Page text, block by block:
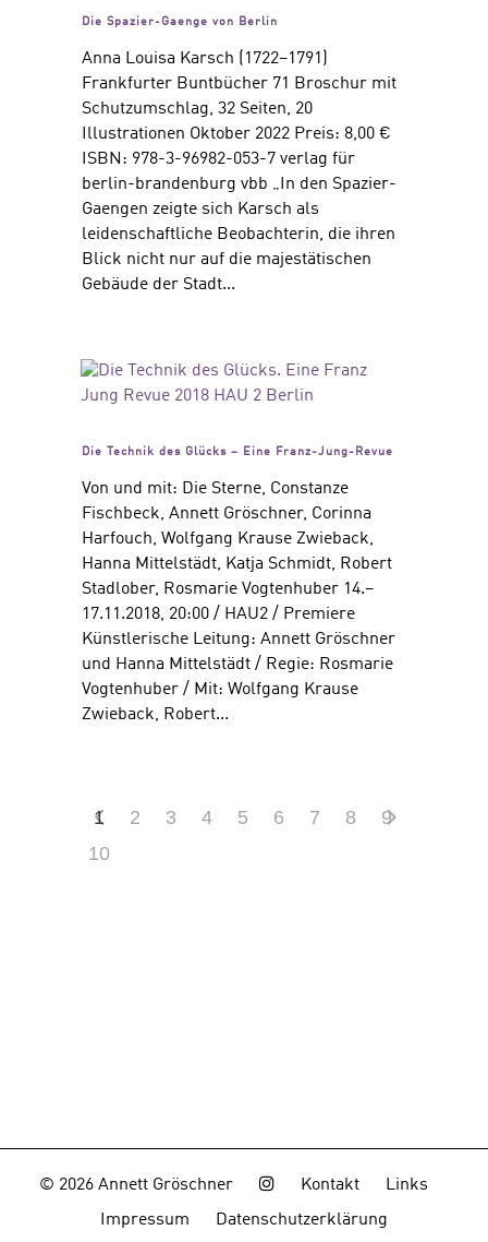
Die Spazier-Gaenge von Berlin
Anna Louisa Karsch (1722–1791)
Frankfurter Buntbücher 71 Broschur mit
Schutzumschlag, 32 Seiten, 20
Illustrationen Oktober 2022 Preis: 8,00 €
ISBN: 978-3-96982-053-7 verlag für
berlin-brandenburg vbb „In den Spazier-
Gaengen zeigte sich Karsch als
leidenschaftliche Beobachterin, die ihren
Blick nicht nur auf die majestätischen
Gebäude der Stadt...
Die Technik des Glücks – Eine Franz-Jung-Revue
Von und mit: Die Sterne, Constanze
Fischbeck, Annett Gröschner, Corinna
Harfouch, Wolfgang Krause Zwieback,
Hanna Mittelstädt, Katja Schmidt, Robert
Stadlober, Rosmarie Vogtenhuber 14.–
17.11.2018, 20:00 / HAU2 / Premiere
Künstlerische Leitung: Annett Gröschner
und Hanna Mittelstädt / Regie: Rosmarie
Vogtenhuber / Mit: Wolfgang Krause
Zwieback, Robert...
1 2 3 4 5 6 7 8
9
10
© 2026 Annett Gröschner Kontakt
Links
Impressum
Datenschutzerklärung